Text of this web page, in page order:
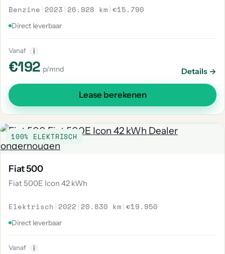
Benzine | 2023 | 26.928 km |€15.790
Direct leverbaar
Vanaf i
€192 p/mnd Details →
Lease berekenen
100% ELEKTRISCH
Fiat 500
Fiat 500E Icon 42 kWh
Elektrisch | 2022 | 20.830 km |€19.950
Direct leverbaar
Vanaf i